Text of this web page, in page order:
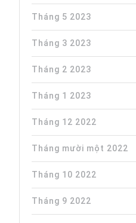
Tháng 5 2023
Tháng 3 2023
Tháng 2 2023
Tháng 1 2023
Tháng 12 2022
Tháng mười một 2022
Tháng 10 2022
Tháng 9 2022